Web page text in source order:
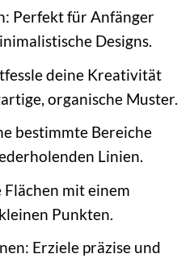
Perfekt für Anfänger
Designs.
deine Kreativität
organische Muster.
bestimmte Bereiche
Linien.
mit einem
Punkten.
Erziele präzise und